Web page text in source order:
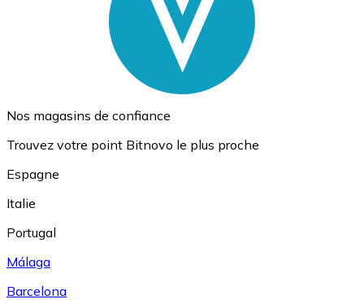
Nos magasins de confiance
Trouvez votre point Bitnovo le plus proche
Espagne
Italie
Portugal
Málaga
Barcelona